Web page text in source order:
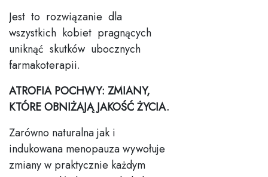
Jest to rozwiązanie dla
wszystkich kobiet pragnących
uniknąć skutków ubocznych
farmakoterapii.
ATROFIA POCHWY: ZMIANY,
KTÓRE OBNIŻAJĄ JAKOŚĆ ŻYCIA.
Zarówno naturalna jak i
indukowana menopauza wywołuje
zmiany w praktycznie każdym